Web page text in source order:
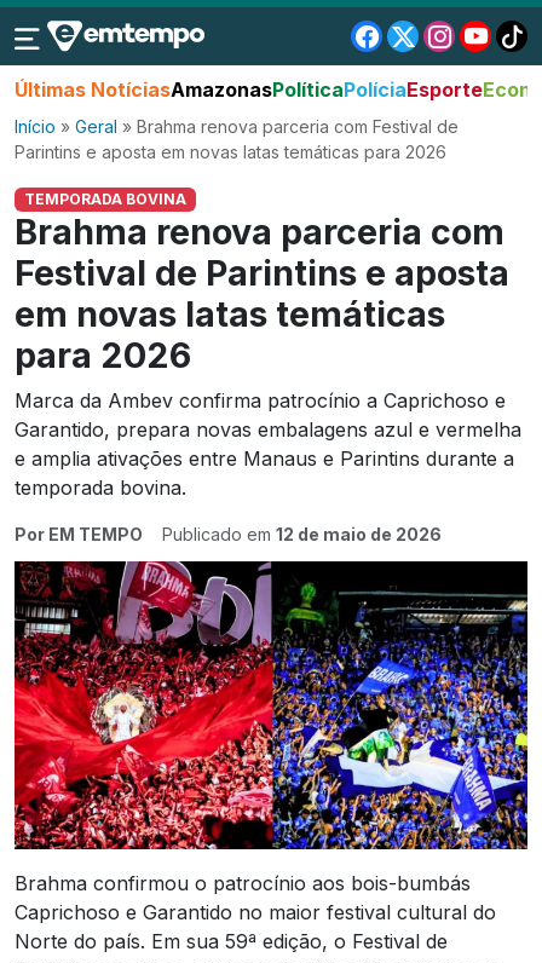
Últimas NotíciasAmazonasPolíticaPolíciaEsporte
Início » Geral » Brahma renova parceria com Festival de
Parintins e aposta em novas latas temáticas para 2026
TEMPORADA BOVINA
Brahma renova parceria com
Festival de Parintins e aposta
em novas latas temáticas
para 2026
Marca da Ambev confirma patrocínio a Caprichoso e
Garantido, prepara novas embalagens azul e vermelha
e amplia ativações entre Manaus e Parintins durante a
temporada bovina.
Por EM TEMPO Publicado em 12 de maio de 2026
Brahma confirmou o patrocínio aos bois-bumbás
Caprichoso e Garantido no maior festival cultural do
Norte do país. Em sua 59ª edição, o Festival de